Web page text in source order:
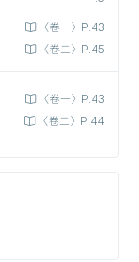
〈卷一〉P.43
〈卷二〉P.45
〈卷一〉P.43
〈卷二〉P.44